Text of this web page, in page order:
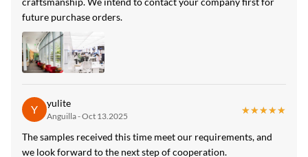
1220 * 2440 มิลลิเมตร ผนังมาร์บอร์,
มาร์บเมอร์ แบมบึว ถ่านหิน ผนังไม้
future purchase orders.
Y yulite
Anguilla - Oct 13.2025
★★★★★
★★★★★
The samples received this time meet our requirements, and
we look forward to the next step of cooperation.